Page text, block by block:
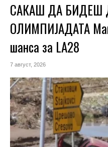
САКАШ ДА БИДЕШ
ОЛИМПИЈАДАТА
шанса за LA28
7 август, 2026